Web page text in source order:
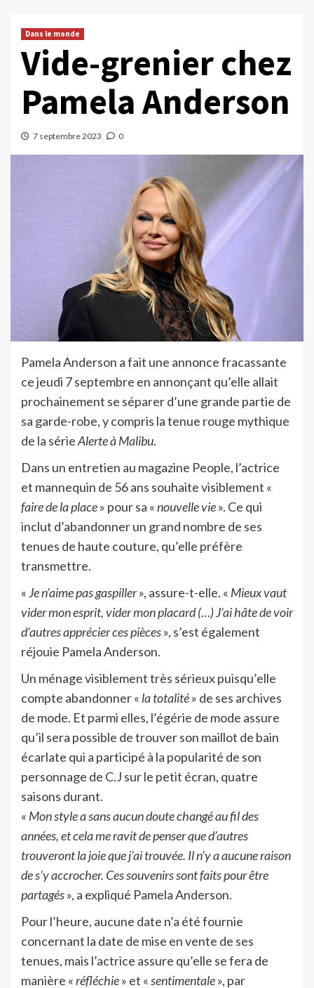
Dans le monde
Vide-grenier chez
Pamela Anderson
7 septembre 2023 0
Pamela Anderson a fait une annonce fracassante
ce jeudi 7 septembre en annonçant qu’elle allait
prochainement se séparer d’une grande partie de
sa garde-robe, y compris la tenue rouge mythique
de la sérieAlerte à Malibu.
Dans un entretien au magazine People, l’actrice
et mannequin de 56 ans souhaite visiblement «
faire de la place» pour sa «nouvelle vie». Ce qui
inclut d’abandonner un grand nombre de ses
tenues de haute couture, qu’elle préfère
transmettre.
«Je n’aime pas gaspiller», assure-t-elle. « Mieux vaut
vider mon esprit, vider mon placard (…) J’ai hâte de voir
d’autres apprécier ces pièces», s’est également
réjouie Pamela Anderson.
Un ménage visiblement très sérieux puisqu’elle
compte abandonner « la totalité» de ses archives
de mode. Et parmi elles, l’égérie de mode assure
qu’il sera possible de trouver son maillot de bain
écarlate qui a participé à la popularité de son
personnage de C.J sur le petit écran, quatre
saisons durant.
« Mon style a sans aucun doute changé au fil des
années, et cela me ravit de penser que d’autres
trouveront la joie que j’ai trouvée. Il n’y a aucune raison
de s’y accrocher. Ces souvenirs sont faits pour être
partagés», a expliqué Pamela Anderson.
Pour l’heure, aucune date n’a été fournie
concernant la date de mise en vente de ses
tenues, mais l’actrice assure qu’elle se fera de
manière «réfléchie» et «sentimentale», par